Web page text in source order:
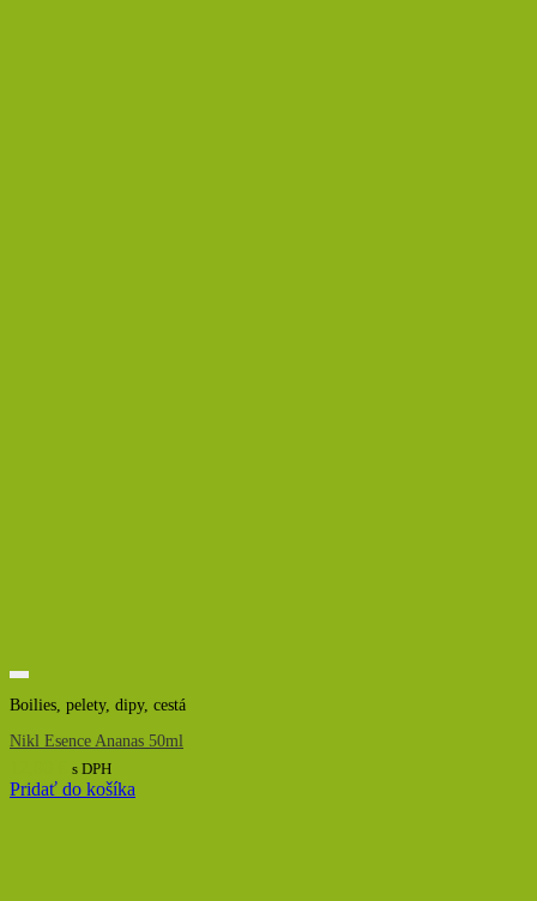
Boilies, pelety, dipy, cestá
Nikl Esence Ananas 50ml
s DPH
Pridať do košíka